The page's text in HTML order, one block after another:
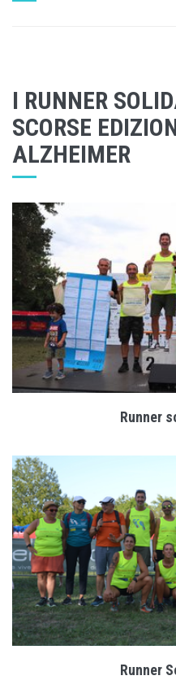
I RUNNER
SCORSE
ALZHEIMER
Runner
Runner